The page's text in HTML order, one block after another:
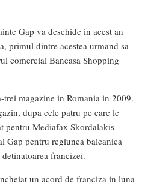
Gap va deschide in acest an
primul dintre acestea urmand sa
comercial Baneasa Shopping
magazine in Romania in 2009.
dupa cele patru pe care le
pentru Mediafax Skordalakis
Gap pentru regiunea balcanica
francizei.
un acord de franciza in luna